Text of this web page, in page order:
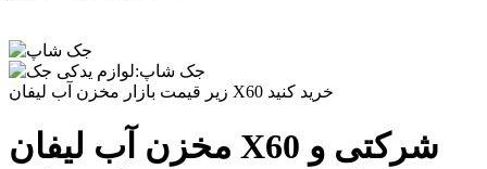
زیر قیمت بازار مخزن آب لیفان X60 خرید کنید
مخزن آب لیفان X60 شرکتی و